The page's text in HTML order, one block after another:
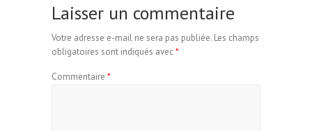
Laisser un commentaire
Votre adresse e-mail ne sera pas publiée. Les champs
obligatoires sont indiqués avec*
Commentaire *